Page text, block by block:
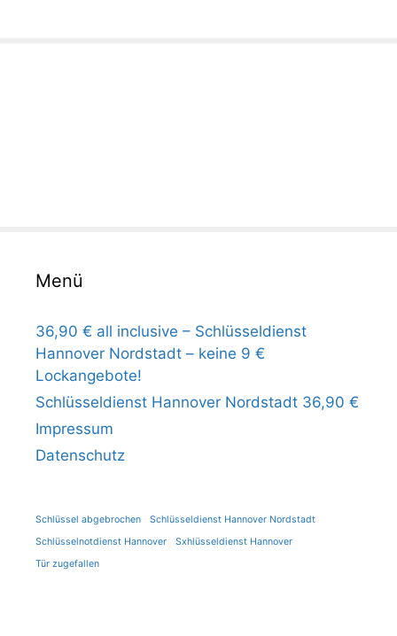
Menü
36,90 € all inclusive – Schlüsseldienst
Hannover Nordstadt – keine 9 €
Lockangebote!
Schlüsseldienst Hannover Nordstadt 36,90 €
Impressum
Datenschutz
Schlüssel abgebrochen
Schlüsseldienst Hannover Nordstadt
Schlüsselnotdienst Hannover
Sxhlüsseldienst Hannover
Tür zugefallen